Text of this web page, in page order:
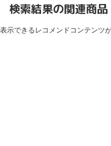
検索結果の関連商品
表示できるレコメンドコンテンツ